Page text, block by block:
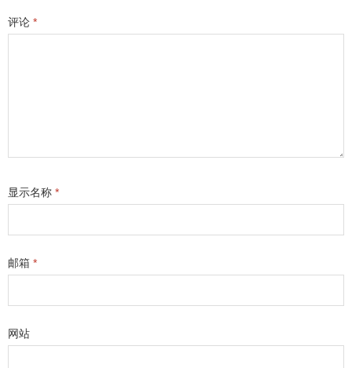
评论 *
显示名称 *
邮箱 *
网站